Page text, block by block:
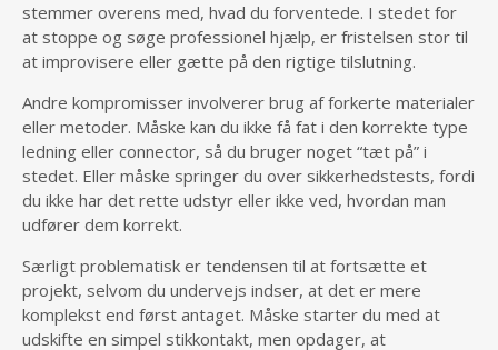
stemmer overens med, hvad du forventede. I stedet for
at stoppe og søge professionel hjælp, er fristelsen stor til
at improvisere eller gætte på den rigtige tilslutning.
Andre kompromisser involverer brug af forkerte materialer
eller metoder. Måske kan du ikke få fat i den korrekte type
ledning eller connector, så du bruger noget “tæt på” i
stedet. Eller måske springer du over sikkerhedstests, fordi
du ikke har det rette udstyr eller ikke ved, hvordan man
udfører dem korrekt.
Særligt problematisk er tendensen til at fortsætte et
projekt, selvom du undervejs indser, at det er mere
komplekst end først antaget. Måske starter du med at
udskifte en simpel stikkontakt, men opdager, at